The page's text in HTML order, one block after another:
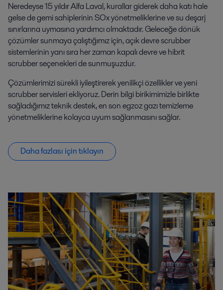
Neredeyse 15 yıldır Alfa Laval, kurallar giderek daha katı hale
gelse de gemi sahiplerinin SOx yönetmeliklerine ve su deşarj
sınırlarına uymasına yardımcı olmaktadır. Geleceğe dönük
çözümler sunmaya çalıştığımız için, açık devre scrubber
sistemlerinin yanı sıra her zaman kapalı devre ve hibrit
scrubber seçenekleri de sunmuşuzdur.
Çözümlerimizi sürekli iyileştirerek yenilikçi özellikler ve yeni
scrubber servisleri ekliyoruz. Derin bilgi birikimimizle birlikte
sağladığımız teknik destek, en son egzoz gazı temizleme
yönetmeliklerine kolayca uyum sağlanmasını sağlar.
Daha fazlası için tıklayın